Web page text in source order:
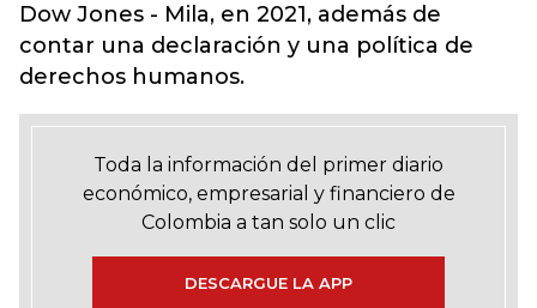
Dow Jones - Mila, en 2021, además de
contar una declaración y una política de
derechos humanos.
Toda la información del primer diario
económico, empresarial y financiero de
Colombia a tan solo un clic
DESCARGUE LA APP